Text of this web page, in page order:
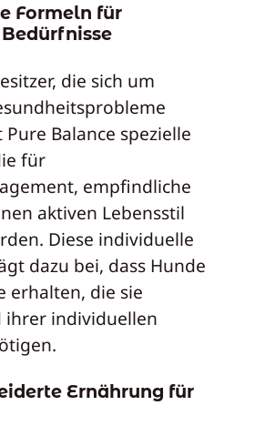
Formeln für
die sich um
Balance spezielle
für
empfindliche
aktiven Lebensstil
Diese individuelle
dazu bei, dass Hunde
erhalten, die sie
ihrer individuellen
Ernährung für